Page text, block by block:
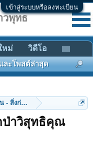
เข้าสู่ระบบหรือลงทะเบียน
สิ่งก่อสร้าง
ป่าวิสุทธิคุณ
พุทธ
ละโพสต์ล่าสุด
หม่ วิดีโอ